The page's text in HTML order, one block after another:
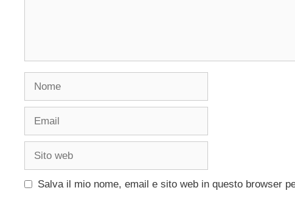
Nome
Email
Sito
Salva il mio nome, email e sito web in questo browser